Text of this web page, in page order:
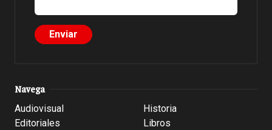
Navega
Audiovisual
Editoriales
Historia
Libros